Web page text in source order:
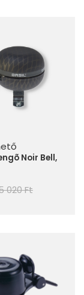
Noir Bell,
020 Ft